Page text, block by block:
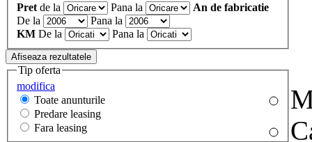
Pret de la Pana la
An de fabricatie
De la
Pana la
KM De la Pana la
modifica
Tip oferta
Toate anunturile
Predare leasing
Fara leasing